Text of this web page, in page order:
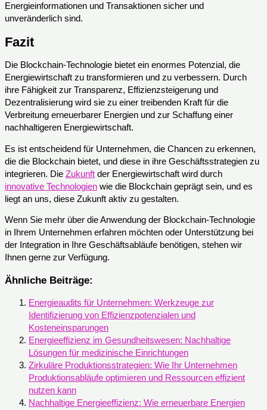
Energieinformationen und Transaktionen sicher und
unveränderlich sind.
Fazit
Die Blockchain-Technologie bietet ein enormes Potenzial, die
Energiewirtschaft zu transformieren und zu verbessern. Durch
ihre Fähigkeit zur Transparenz, Effizienzsteigerung und
Dezentralisierung wird sie zu einer treibenden Kraft für die
Verbreitung erneuerbarer Energien und zur Schaffung einer
nachhaltigeren Energiewirtschaft.
Es ist entscheidend für Unternehmen, die Chancen zu erkennen,
die die Blockchain bietet, und diese in ihre Geschäftsstrategien zu
integrieren. Die Zukunft der Energiewirtschaft wird durch
innovative Technologien wie die Blockchain geprägt sein, und es
liegt an uns, diese Zukunft aktiv zu gestalten.
Wenn Sie mehr über die Anwendung der Blockchain-Technologie
in Ihrem Unternehmen erfahren möchten oder Unterstützung bei
der Integration in Ihre Geschäftsabläufe benötigen, stehen wir
Ihnen gerne zur Verfügung.
Ähnliche Beiträge:
Energieaudits für Unternehmen: Werkzeuge zur
Identifizierung von Effizienzpotenzialen und
Kosteneinsparungen
Energieeffizienz im Gesundheitswesen: Nachhaltige
Lösungen für medizinische Einrichtungen
Zirkuläre Produktionsstrategien: Wie Ihr Unternehmen
Produktionsabläufe optimieren und Ressourcen effizient
nutzen kann
Nachhaltige Energieeffizienz: Wie erneuerbare Energien